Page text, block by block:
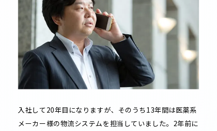
入社して20年目になりますが、そのうち13年間は医薬系
メーカー様の物流システムを担当していました。2年前に